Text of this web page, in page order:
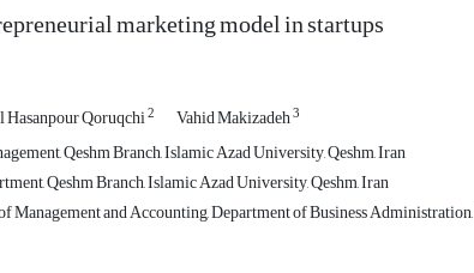
marketing model in startups
Qoruqchi2 Vahid Makizadeh3
Qeshm Branch, Islamic Azad University, Qeshm, Iran
Qeshm Branch, Islamic Azad University, Qeshm, Iran
Management and Accounting, Department of Business